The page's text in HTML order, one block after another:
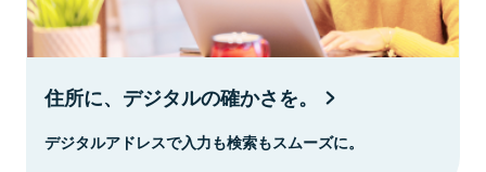
住所に、デジタルの確かさを。
デジタルアドレスで入力も検索もスムーズに。